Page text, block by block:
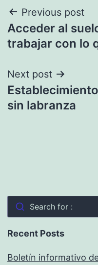
Navegación
de
Previous post
Acceder al
trabajar con lo
Next post
sin labranza
Search for :
Recent Posts
Boletín informativo